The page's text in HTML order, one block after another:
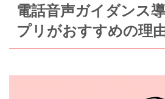
電話音声ガイダンス
プリがおすすめの理